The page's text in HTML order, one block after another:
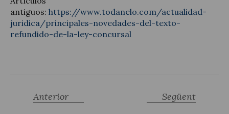
antiguos: https://www.todanelo.com/actualidad-
juridica/principales-novedades-del-texto-
refundido-de-la-ley-concursal
Següent
Anterior